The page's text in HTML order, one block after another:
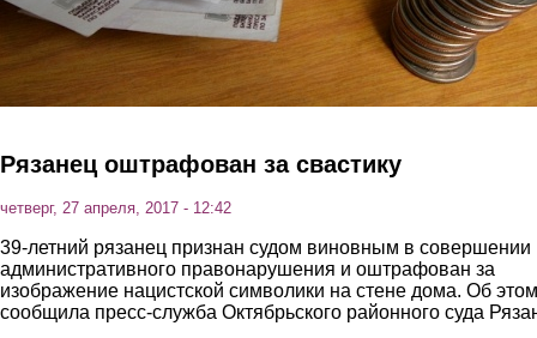
Рязанец оштрафован за свастику
четверг, 27 апреля, 2017 - 12:42
39-летний рязанец признан судом виновным в совершении
административного правонарушения и оштрафован за
изображение нацистской символики на стене дома. Об этом
сообщила пресс-служба Октябрьского районного суда